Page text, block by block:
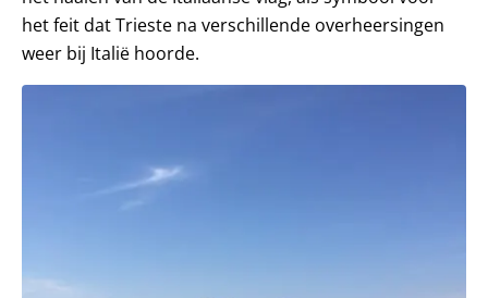
het feit dat Trieste na verschillende overheersingen
weer bij Italië hoorde.